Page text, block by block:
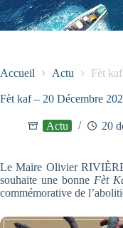
Accueil Actu Fèt
Fèt kaf – 20 Décembre
Actu 20
Le Maire Olivier
souhaite une bonne Fèt
commémorative de